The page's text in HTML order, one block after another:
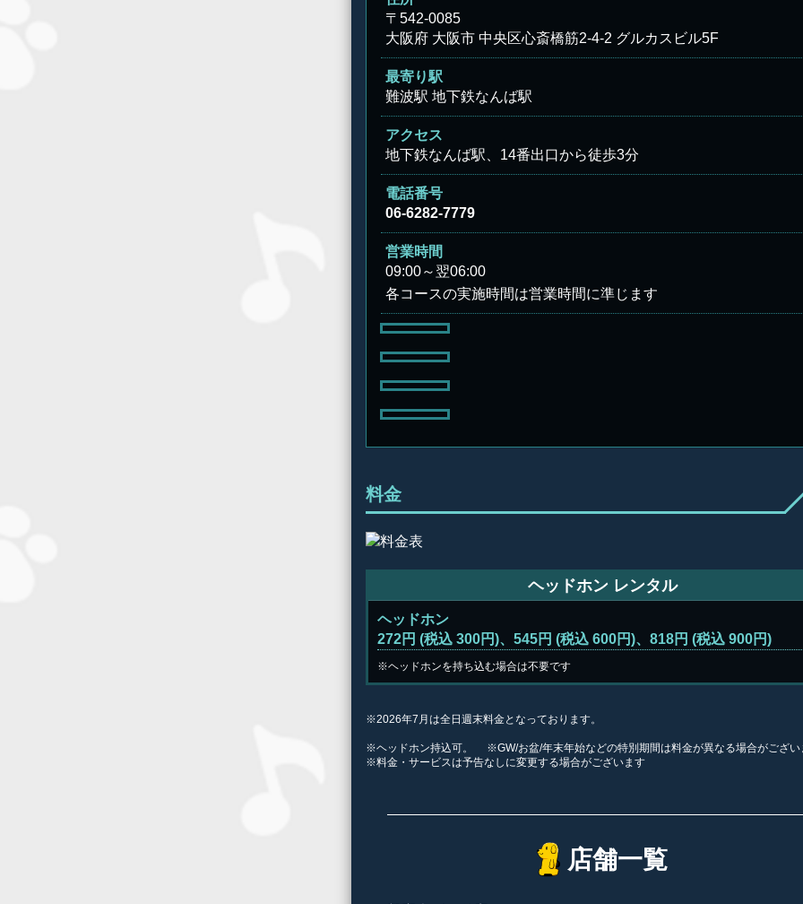
〒542-0085
大阪府 大阪市 中央区心斎橋筋2-4-2 グルカスビル5F
最寄り駅
難波駅 地下鉄なんば駅
アクセス
地下鉄なんば駅、14番出口から徒歩3分
電話番号
06-6282-7779
営業時間
09:00～翌06:00
各コースの実施時間は営業時間に準じます
料金
ヘッドホン レンタル
ヘッドホン
272円 (税込 300円)、545円 (税込 600円)、818円 (税込 900円)
※ヘッドホンを持ち込む場合は不要です
※2026年7月は全日週末料金となっております。
※ヘッドホン持込可。 ※GW/お盆/年末年始などの特別期間は料金が異なる場合がござ
※料金・サービスは予告なしに変更する場合がございます
店舗一覧